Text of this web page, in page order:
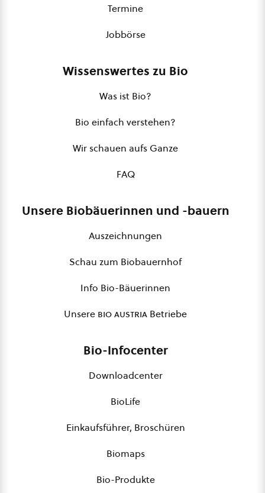
Termine
Jobbörse
Wissenswertes zu Bio
Was ist Bio?
Bio einfach verstehen?
Wir schauen aufs Ganze
FAQ
Unsere Biobäuerinnen und -bauern
Auszeichnungen
Schau zum Biobauernhof
Info Bio-Bäuerinnen
Unsere bio austria Betriebe
Bio-Infocenter
Downloadcenter
BioLife
Einkaufsführer, Broschüren
Biomaps
Bio-Produkte